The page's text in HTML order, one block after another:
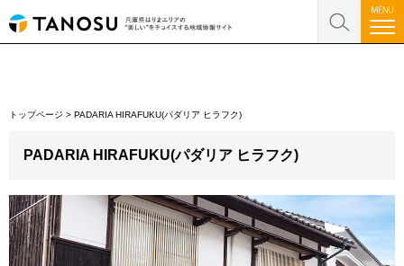
トップページ >PADARIA HIRAFUKU(パダリア ヒラフク)
PADARIA HIRAFUKU(パダリア ヒラフク)